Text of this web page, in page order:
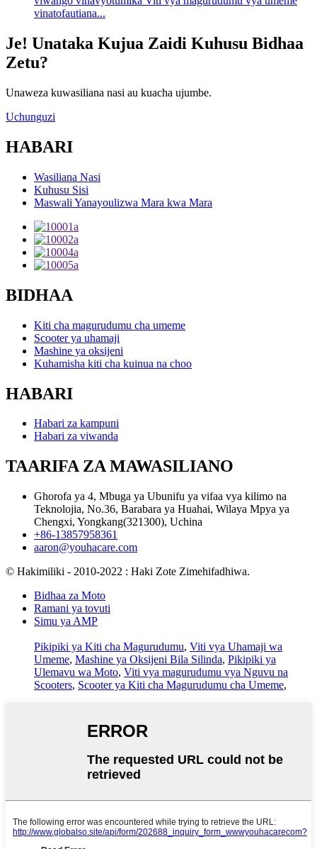
vinatofautiana...
Je! Unataka Kujua Zaidi Kuhusu Bidhaa
Zetu?
Unaweza kuwasiliana nasi au kuacha ujumbe.
Uchunguzi
HABARI
Wasiliana Nasi
Kuhusu Sisi
Maswali Yanayoulizwa Mara kwa Mara
BIDHAA
Kiti cha magurudumu cha umeme
Scooter ya uhamaji
Mashine ya oksijeni
Kuhamisha kiti cha kuinua na choo
HABARI
Habari za kampuni
Habari za viwanda
TAARIFA ZA MAWASILIANO
Ghorofa ya 4, Mbuga ya Ubunifu ya vifaa vya kilimo na
Teknolojia, No.36, Barabara ya Huahai, Wilaya Mpya ya
Chengxi, Yongkang(321300), Uchina
+86-13857958361
aaron@youhacare.com
© Hakimiliki - 2010-2022 : Haki Zote Zimehifadhiwa.
Bidhaa za Moto
Ramani ya tovuti
Simu ya AMP
Pikipiki ya Kiti cha Magurudumu, Viti vya Uhamaji wa
Umeme, Mashine ya Oksijeni Bila Silinda, Pikipiki ya
Ulemavu wa Moto, Viti vya magurudumu vya Nguvu na
Scooters, Scooter ya Kiti cha Magurudumu cha Umeme,